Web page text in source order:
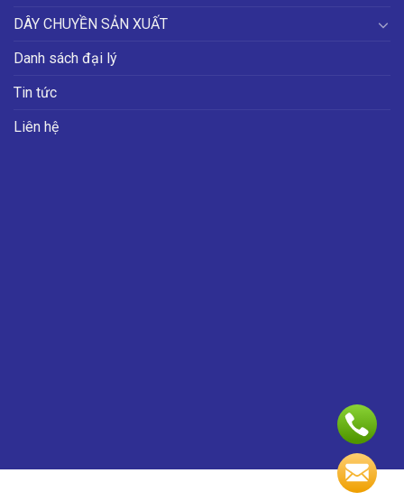
DÂY CHUYỀN SẢN XUẤT
Danh sách đại lý
Tin tức
Liên hệ